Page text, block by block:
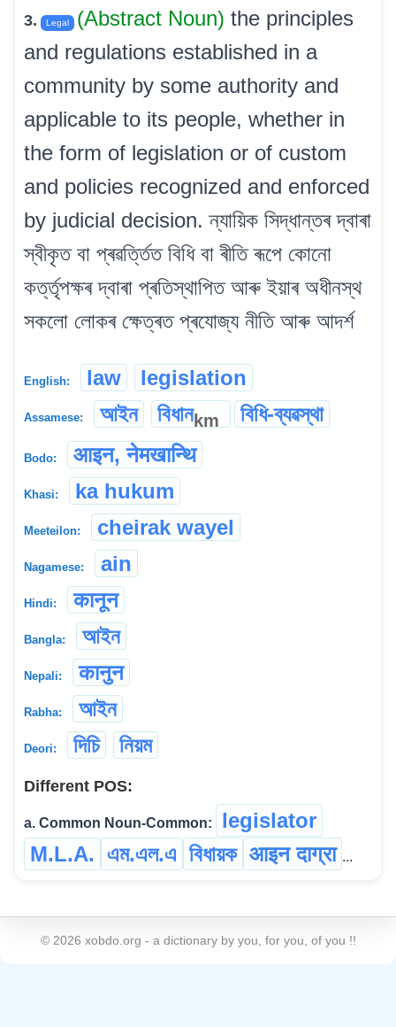
3. Legal (Abstract Noun) the principles
and regulations established in a
community by some authority and
applicable to its people, whether in
the form of legislation or of custom
and policies recognized and enforced
by judicial decision. ন্যায়িক সিদ্ধান্তৰ দ্বাৰা
স্বীকৃত বা প্ৰৱৰ্ত্তিত বিধি বা ৰীতি ৰূপে কোনো
কৰ্ত্তৃপক্ষৰ দ্বাৰা প্ৰতিস্থাপিত আৰু ইয়াৰ অধীনস্থ
সকলো লোকৰ ক্ষেত্ৰত প্ৰযোজ্য নীতি আৰু আদৰ্শ
English: law legislation
Assamese: আইন বিধানkm বিধি-ব্যৱস্থা
Bodo: आइन, नेमखान्थि
Khasi: ka hukum
Meeteilon: cheirak wayel
Nagamese: ain
Hindi: कानून
Bangla: আইন
Nepali: कानुन
Rabha: আইন
Deori: দিচি নিয়ম
Different POS:
a. Common Noun-Common:
legislator
M.L.A. এম.এল.এ বিধায়ক आइन दाग्रा ...
© 2026 xobdo.org - a dictionary by you, for you, of you !!